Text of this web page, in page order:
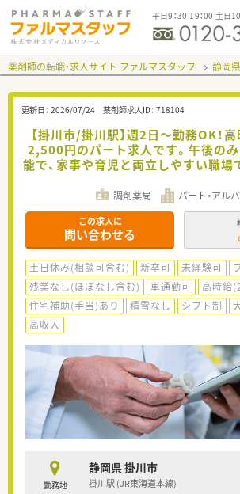
平日9：30-19：00 土日
薬剤師の転職・求人サイト ファルマスタッフ 静岡県
更新日： 2026/07/24 薬剤師求人ID： 718104
【掛川市/掛川駅】週2日～勤務OK！
2,500円のパート求人です。午後の
能で、家事や育児と両立しやすい職場
調剤薬局 パート・アル
この求人に
問い合わせる
土日休み(相談可含む) 新卒可 未経験可
残業なし(ほぼなし含む)
車通勤可
高時給
住宅補助(手当)あり
積雪なし シフト制
高収入
勤務地
静岡県 掛川市
掛川駅 (JR東海道本線)